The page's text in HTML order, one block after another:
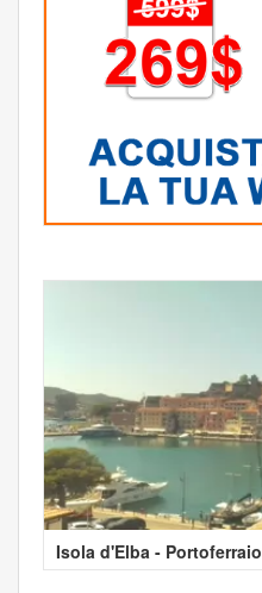
Isola d'Elba - Portoferraio